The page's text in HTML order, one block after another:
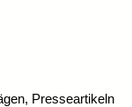
Presseartikeln